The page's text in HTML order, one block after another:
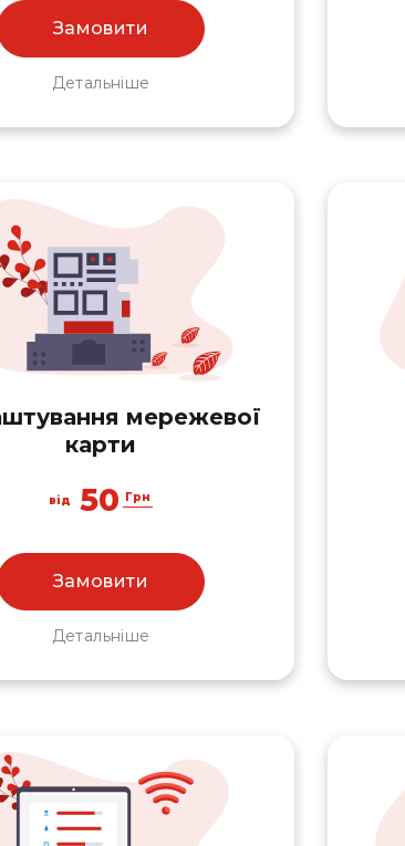
Замовити
Детальніше
мережевої
карти
від 50 Грн
Замовити
Детальніше